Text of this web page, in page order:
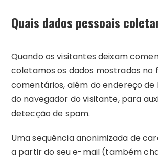
Quais dados pessoais
Quando os visitantes deixam
coletamos os dados mostrados no
comentários, além do endereço de
do navegador do visitante, para
detecção de spam.
Uma sequência anonimizada de
a partir do seu e-mail (também